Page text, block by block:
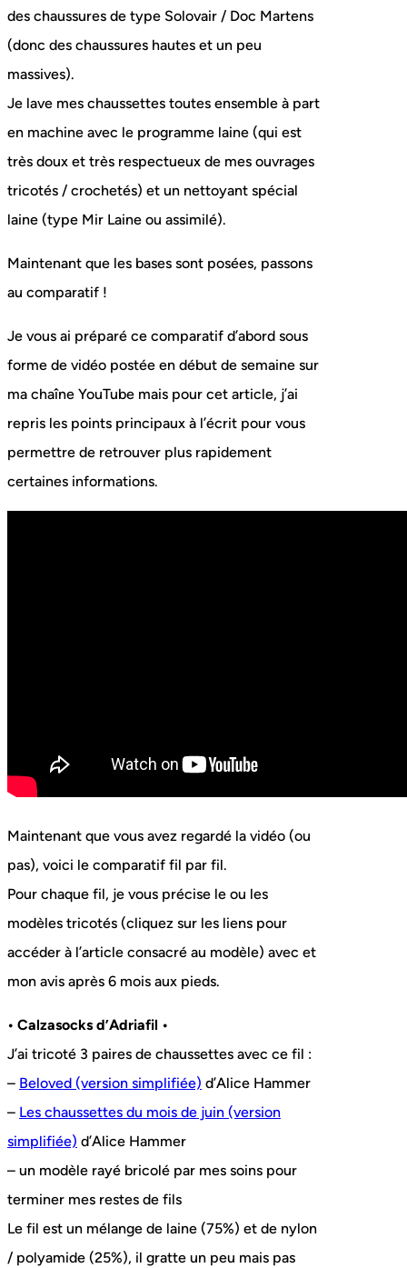
des chaussures de type Solovair / Doc Martens
(donc des chaussures hautes et un peu
massives).
Je lave mes chaussettes toutes ensemble à part
en machine avec le programme laine (qui est
très doux et très respectueux de mes ouvrages
tricotés / crochetés) et un nettoyant spécial
laine (type Mir Laine ou assimilé).
Maintenant que les bases sont posées, passons
au comparatif !
Je vous ai préparé ce comparatif d’abord sous
forme de vidéo postée en début de semaine sur
ma chaîne YouTube mais pour cet article, j’ai
repris les points principaux à l’écrit pour vous
permettre de retrouver plus rapidement
certaines informations.
Maintenant que vous avez regardé la vidéo (ou
pas), voici le comparatif fil par fil.
Pour chaque fil, je vous précise le ou les
modèles tricotés (cliquez sur les liens pour
accéder à l’article consacré au modèle) avec et
mon avis après 6 mois aux pieds.
• Calzasocks d’Adriafil •
J’ai tricoté 3 paires de chaussettes avec ce fil :
– Beloved (version simplifiée) d’Alice Hammer
– Les chaussettes du mois de juin (version
simplifiée) d’Alice Hammer
– un modèle rayé bricolé par mes soins pour
terminer mes restes de fils
Le fil est un mélange de laine (75%) et de nylon
/ polyamide (25%), il gratte un peu mais pas